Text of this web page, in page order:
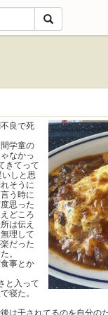
良で死
学童の
なかっ
きてって
しと思
そうに
う時に
思った
どころ
は伝え
理して
だった
。
事とか
と入って
寝た。
は干されてるのを自分の